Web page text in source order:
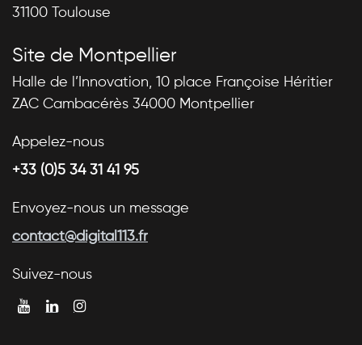
31100 Toulouse
Site de Montpellier
Halle de l’Innovation, 10 place Françoise Héritier
ZAC Cambacérès 34000 Montpellier
Appelez-nous
+33 (0)5 34 31 41 95
Envoyez-nous un message
contact@digital113.fr
Suivez-nous